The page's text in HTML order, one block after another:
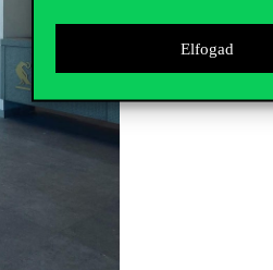
Elfogad